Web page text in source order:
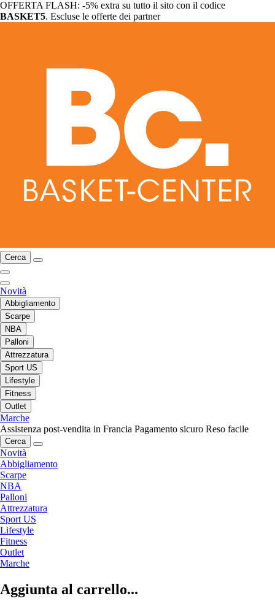
OFFERTA FLASH: -5% extra su tutto il sito con il codice
BASKET5. Escluse le offerte dei partner
Cerca
Novità
Abbigliamento
Scarpe
NBA
Palloni
Attrezzatura
Sport US
Lifestyle
Fitness
Outlet
Marche
Assistenza post-vendita in Francia Pagamento sicuro Reso facile
Cerca
Novità
Abbigliamento
Scarpe
NBA
Palloni
Attrezzatura
Sport US
Lifestyle
Fitness
Outlet
Marche
Aggiunta al carrello...